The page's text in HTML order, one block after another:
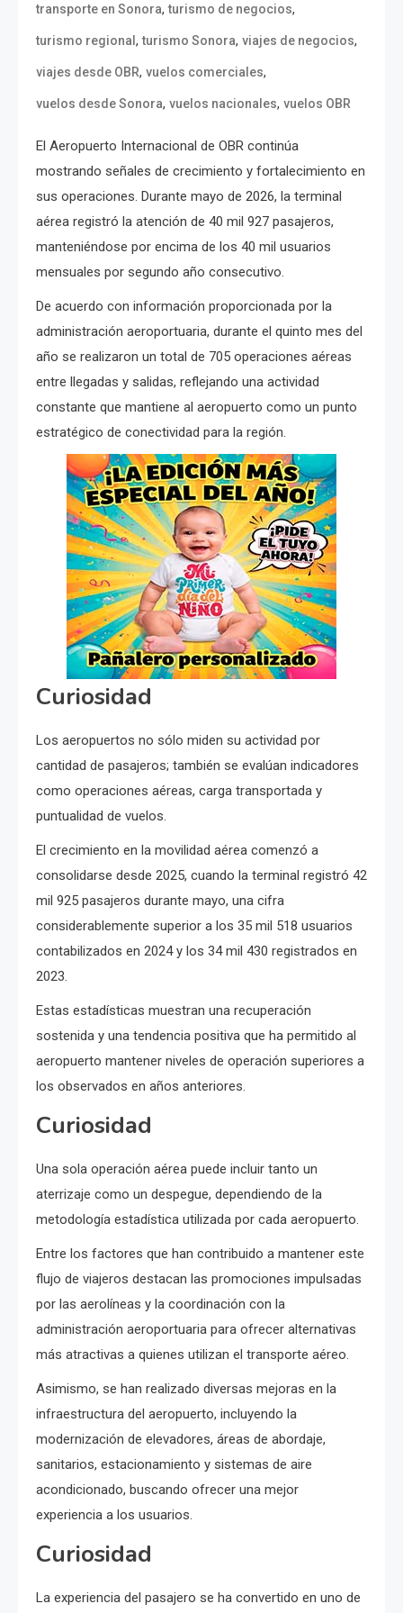
transporte en Sonora,turismo de negocios,
turismo regional ,turismo Sonora, viajes de negocios,
viajes desde OBR, vuelos comerciales,
vuelos desde Sonora, vuelos nacionales, vuelos OBR
El Aeropuerto Internacional de OBR continúa
mostrando señales de crecimiento y fortalecimiento en
sus operaciones. Durante mayo de 2026, la terminal
aérea registró la atención de 40 mil 927 pasajeros,
manteniéndose por encima de los 40 mil usuarios
mensuales por segundo año consecutivo.
De acuerdo con información proporcionada por la
administración aeroportuaria, durante el quinto mes del
año se realizaron un total de 705 operaciones aéreas
entre llegadas y salidas, reflejando una actividad
constante que mantiene al aeropuerto como un punto
estratégico de conectividad para la región.
Curiosidad
Los aeropuertos no sólo miden su actividad por
cantidad de pasajeros; también se evalúan indicadores
como operaciones aéreas, carga transportada y
puntualidad de vuelos.
El crecimiento en la movilidad aérea comenzó a
consolidarse desde 2025, cuando la terminal registró 42
mil 925 pasajeros durante mayo, una cifra
considerablemente superior a los 35 mil 518 usuarios
contabilizados en 2024 y los 34 mil 430 registrados en
2023.
Estas estadísticas muestran una recuperación
sostenida y una tendencia positiva que ha permitido al
aeropuerto mantener niveles de operación superiores a
los observados en años anteriores.
Curiosidad
Una sola operación aérea puede incluir tanto un
aterrizaje como un despegue, dependiendo de la
metodología estadística utilizada por cada aeropuerto.
Entre los factores que han contribuido a mantener este
flujo de viajeros destacan las promociones impulsadas
por las aerolíneas y la coordinación con la
administración aeroportuaria para ofrecer alternativas
más atractivas a quienes utilizan el transporte aéreo.
Asimismo, se han realizado diversas mejoras en la
infraestructura del aeropuerto, incluyendo la
modernización de elevadores, áreas de abordaje,
sanitarios, estacionamiento y sistemas de aire
acondicionado, buscando ofrecer una mejor
experiencia a los usuarios.
Curiosidad
La experiencia del pasajero se ha convertido en uno de